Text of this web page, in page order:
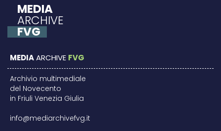
MEDIA
ARCHIVE
FVG
MEDIAARCHIVE FVG
Archivio multimediale
del Novecento
in Friuli Venezia Giulia
info@mediarchivefvg.it